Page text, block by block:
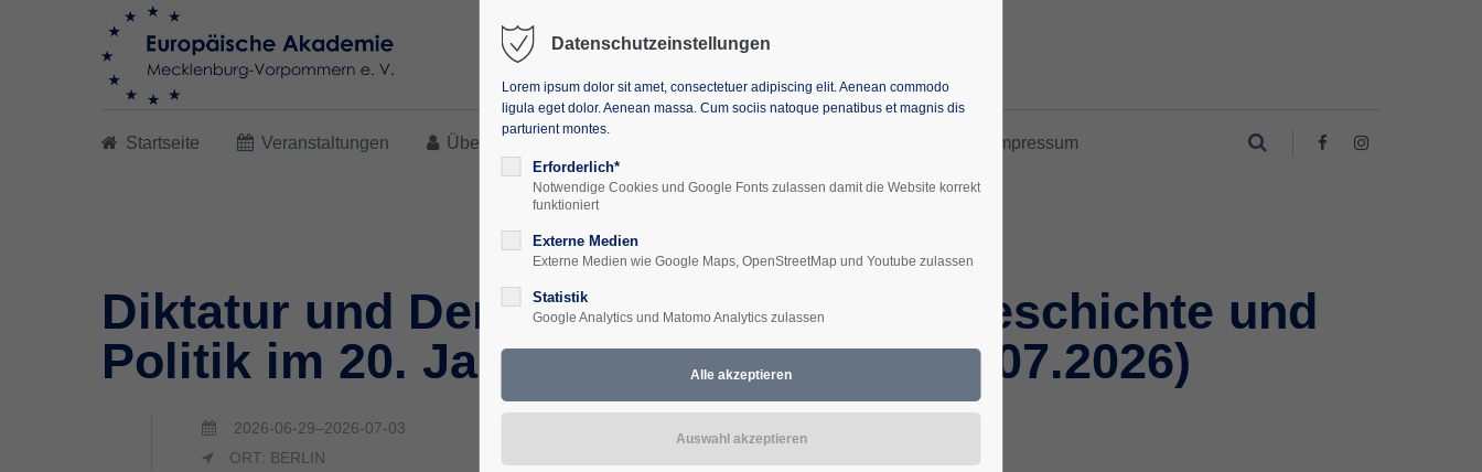
Startseite Veranstaltungen Über uns Impressum
Diktatur und Demokratie: Deutsche Geschichte und
Politik im 20. Jahrhundert (29.06. - 03.07.2026)
2026-06-29–2026-07-03
ORT: BERLIN
Datenschutzeinstellungen
Lorem ipsum dolor sit amet, consectetuer adipiscing elit. Aenean commodo
ligula eget dolor. Aenean massa. Cum sociis natoque penatibus et magnis dis
parturient montes.
Erforderlich*
Notwendige Cookies und Google Fonts zulassen damit die Website korrekt
funktioniert
Externe Medien
Externe Medien wie Google Maps, OpenStreetMap und Youtube zulassen
Statistik
Google Analytics und Matomo Analytics zulassen